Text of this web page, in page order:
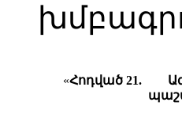
«Հոդված 21.